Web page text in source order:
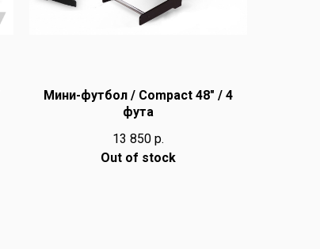
Мини-футбол / Compact 48" / 4
фута
13 850 р.
Out of stock